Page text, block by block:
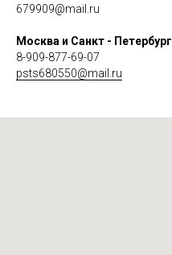
679909@mail.ru
Москва и Санкт - Петербург
8-909-877-69-07
psts680550@mail.ru